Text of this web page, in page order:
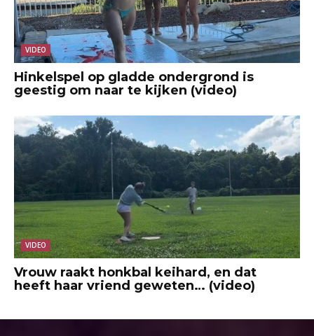
VIDEO
Hinkelspel op gladde ondergrond is
geestig om naar te kijken (video)
VIDEO
Vrouw raakt honkbal keihard, en dat
heeft haar vriend geweten… (video)